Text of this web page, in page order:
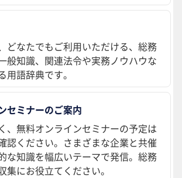
どなたでもご利用いただける、総務
般知識、関連法令や実務ノウハウな
用語辞典です。
セミナーのご案内
、無料オンラインセミナーの予定は
認ください。さまざまな企業と共催
な知識を幅広いテーマで発信。総務
集にお役立てください。